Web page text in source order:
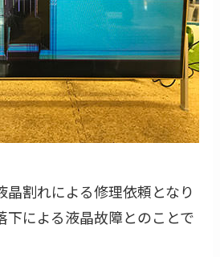
割れによる修理依頼となり
下による液晶故障とのことで